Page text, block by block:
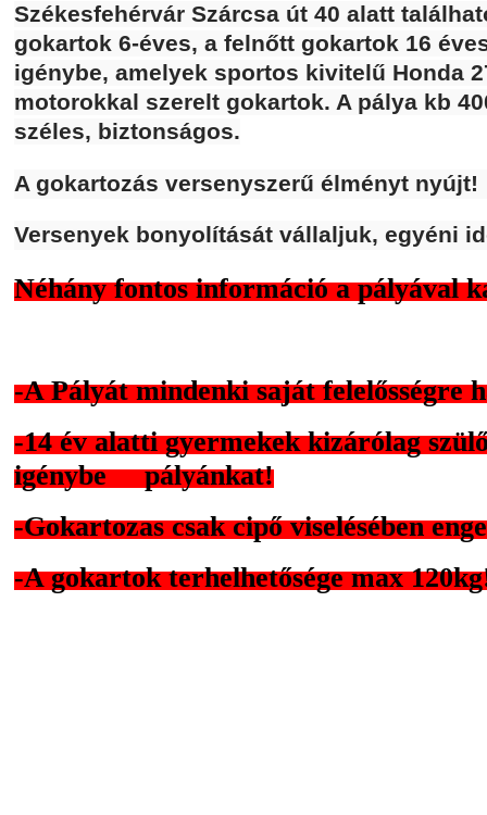
Székesfehérvár Szárcsa út 40 alatt
gokartok 6-éves, a felnőtt gokartok 16
igénybe, amelyek sportos kivitelű Honda
motorokkal szerelt gokartok. A pálya kb
széles, biztonságos.
A gokartozás versenyszerű élményt nyújt!
Versenyek bonyolítását vállaljuk, egyéni
Néhány fontos információ a pályával
-A Pályát mindenki saját felelősségre
-14 év alatti gyermekek kizárólag
igénybe pályánkat!
-Gokartozas csak cipő viselésében
-A gokartok terhelhetősége max